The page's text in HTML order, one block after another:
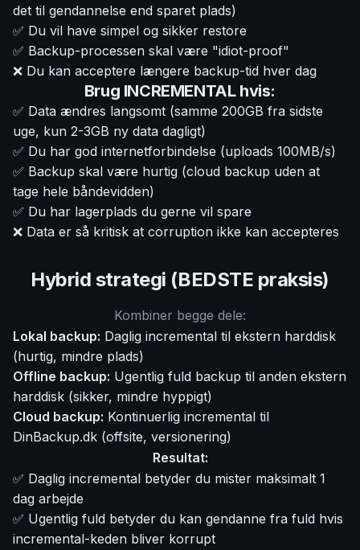
det til gendannelse end sparet plads)
✅ Du vil have simpel og sikker restore
✅ Backup-processen skal være "idiot-proof"
❌ Du kan acceptere længere backup-tid hver dag
Brug INCREMENTAL hvis:
✅ Data ændres langsomt (samme 200GB fra sidste
uge, kun 2-3GB ny data dagligt)
✅ Du har god internetforbindelse (uploads 100MB/s)
✅ Backup skal være hurtig (cloud backup uden at
tage hele båndevidden)
✅ Du har lagerplads du gerne vil spare
❌ Data er så kritisk at corruption ikke kan accepteres
Hybrid strategi (BEDSTE praksis)
Kombiner begge dele:
Lokal backup: Daglig incremental til ekstern harddisk
(hurtig, mindre plads)
Offline backup: Ugentlig fuld backup til anden ekstern
harddisk (sikker, mindre hyppigt)
Cloud backup: Kontinuerlig incremental til
DinBackup.dk (offsite, versionering)
Resultat:
✅ Daglig incremental betyder du mister maksimalt 1
dag arbejde
✅ Ugentlig fuld betyder du kan gendanne fra fuld hvis
incremental-keden bliver korrupt